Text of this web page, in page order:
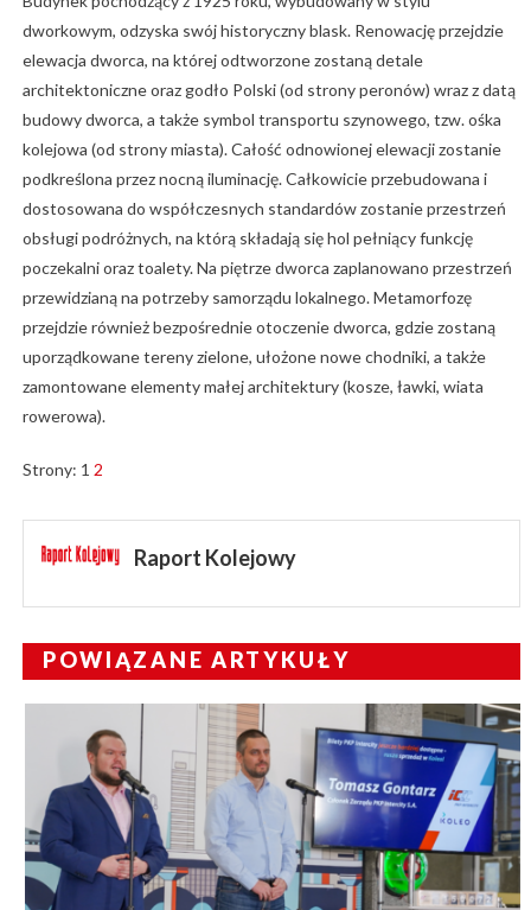
dworkowym, odzyska swój historyczny blask. Renowację przejdzie
elewacja dworca, na której odtworzone zostaną detale
architektoniczne oraz godło Polski (od strony peronów) wraz z datą
budowy dworca, a także symbol transportu szynowego, tzw. ośka
kolejowa (od strony miasta). Całość odnowionej elewacji zostanie
podkreślona przez nocną iluminację. Całkowicie przebudowana i
dostosowana do współczesnych standardów zostanie przestrzeń
obsługi podróżnych, na którą składają się hol pełniący funkcję
poczekalni oraz toalety. Na piętrze dworca zaplanowano przestrzeń
przewidzianą na potrzeby samorządu lokalnego. Metamorfozę
przejdzie również bezpośrednie otoczenie dworca, gdzie zostaną
uporządkowane tereny zielone, ułożone nowe chodniki, a także
zamontowane elementy małej architektury (kosze, ławki, wiata
rowerowa).
Strony: 1 2
Raport Kolejowy
POWIĄZANE ARTYKUŁY